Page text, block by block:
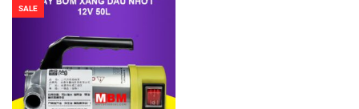
2,430,000 ₫.là:
SALE